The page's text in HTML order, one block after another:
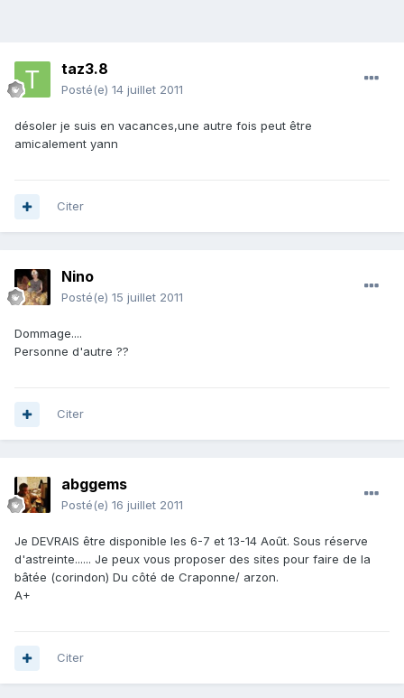
taz3.8
Posté(e) 14 juillet 2011
désoler je suis en vacances,une autre fois peut être
amicalement yann
Citer
Nino
Posté(e) 15 juillet 2011
Dommage....
Personne d'autre ??
Citer
abggems
Posté(e) 16 juillet 2011
Je DEVRAIS être disponible les 6-7 et 13-14 Août. Sous réserve
d'astreinte...... Je peux vous proposer des sites pour faire de la
bâtée (corindon) Du côté de Craponne/ arzon.
A+
Citer